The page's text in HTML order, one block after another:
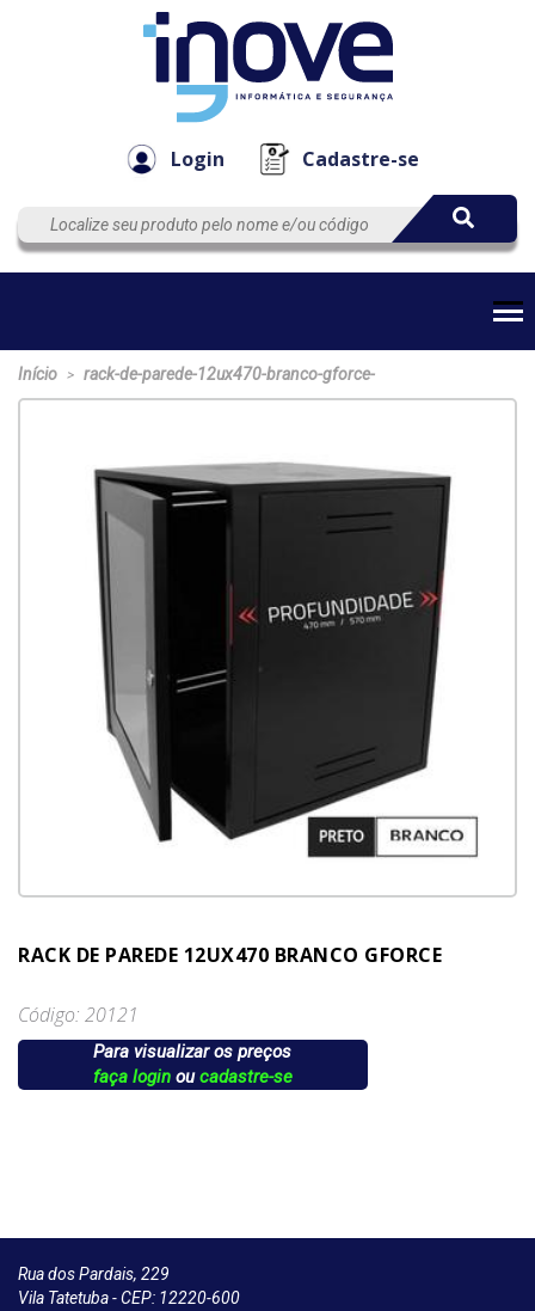
Login Cadastre-se
EmpresaAutomação
Início > rack-de-parede-12ux470-branco-gforce-
RACK DE PAREDE 12UX470 BRANCO GFORCE
Código: 20121
Para visualizar os preços
faça loginoucadastre-se
Rua dos Pardais, 229
Vila Tatetuba - CEP: 12220-600